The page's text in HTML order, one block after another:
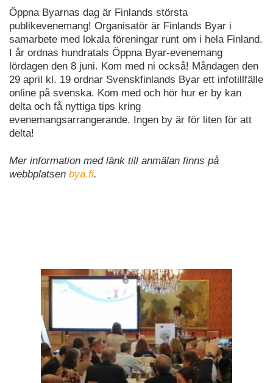
Öppna Byarnas dag är Finlands största
publikevenemang! Organisatör är Finlands Byar i
samarbete med lokala föreningar runt om i hela Finland.
I år ordnas hundratals Öppna Byar-evenemang
lördagen den 8 juni. Kom med ni också! Måndagen den
29 april kl. 19 ordnar Svenskfinlands Byar ett infotillfälle
online på svenska. Kom med och hör hur er by kan
delta och få nyttiga tips kring
evenemangsarrangerande. Ingen by är för liten för att
delta!
Mer information med länk till anmälan finns på
webbplatsen bya.fi.